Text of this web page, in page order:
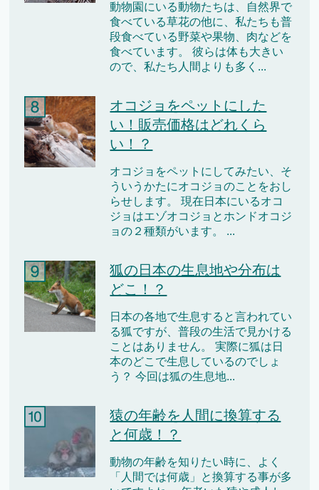
動物園にいる動物たちは、自然界で
食べている草花の他に、私たちも普
段食べている野菜や果物、肉などを
食べています。 彼らは体も大きい
ので、私たち人間よりも多く...
オコジョをペットにした
い！販売価格はどれくら
い！？
オコジョをペットにしてみたい、そ
ういうかたにオコジョのことをおし
らせします。 現在日本にいるオコ
ジョはエゾオコジョとホンドオコジ
ョの２種類がいます。 ...
狐の日本の生息地や分布は
どこ！？
日本の各地で生息すると言われてい
る狐ですが、普段の生活で見かける
ことはありません。 実際に狐は日
本のどこで生息しているのでしょ
う？ 今回は狐の生息地...
猿の年齢を人間に換算する
と何歳！？
動物の年齢を知りたい時に、よく
「人間では何歳」と換算する事が多